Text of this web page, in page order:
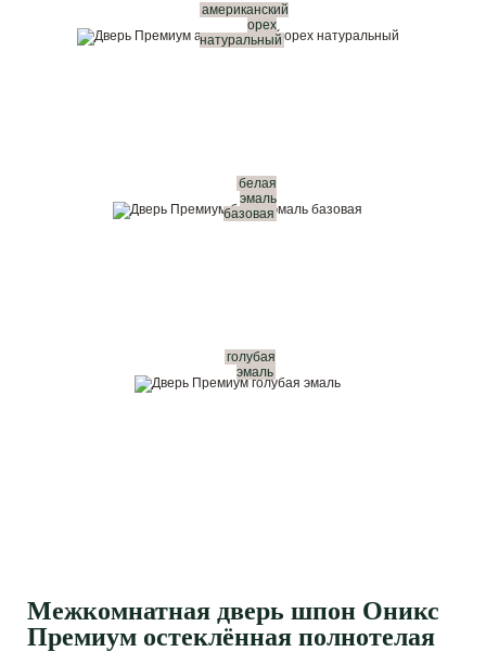
американский
орех
натуральный
белая
эмаль
базовая
голубая
эмаль
Межкомнатная дверь шпон Оникс
Премиум остеклённая полнотелая